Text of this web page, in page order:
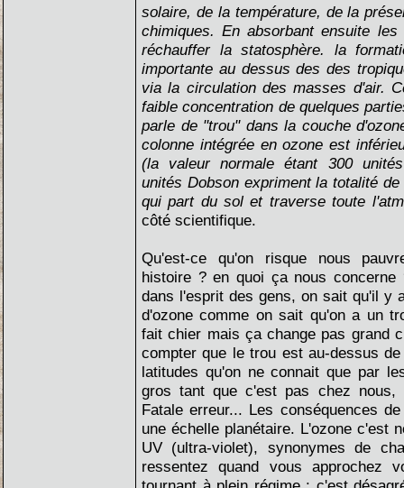
solaire, de la température, de la
chimiques. En absorbant ensuite
réchauffer la statosphère. la
importante au dessus des des
via la circulation des masses d'air.
faible concentration de quelques
parle de "trou" dans la couche
colonne intégrée en ozone est
(la valeur normale étant 300
unités Dobson expriment la totalité
qui part du sol et traverse toute
côté scientifique.
Qu'est-ce qu'on risque nous
histoire ? en quoi ça nous concerne
dans l'esprit des gens, on sait qu'il y
d'ozone comme on sait qu'on a un
fait chier mais ça change pas grand
compter que le trou est au-dessus
latitudes qu'on ne connait que par
gros tant que c'est pas chez nous,
Fatale erreur... Les conséquences
une échelle planétaire. L'ozone c'est
UV (ultra-violet), synonymes de
ressentez quand vous approchez